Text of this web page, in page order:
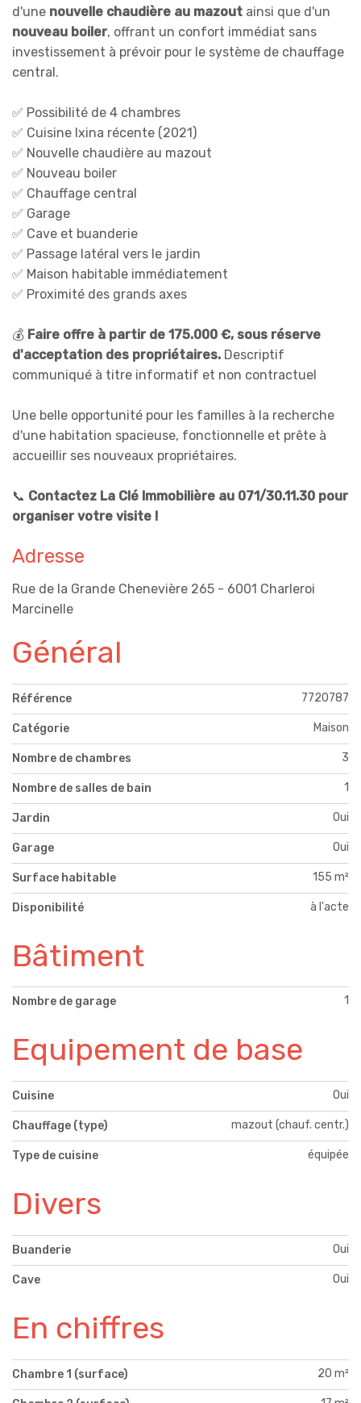
d'une nouvelle chaudière au mazout ainsi que d'un
nouveau boiler, offrant un confort immédiat sans
investissement à prévoir pour le système de chauffage
central.
✅ Possibilité de 4 chambres
✅ Cuisine Ixina récente (2021)
✅ Nouvelle chaudière au mazout
✅ Nouveau boiler
✅ Chauffage central
✅ Garage
✅ Cave et buanderie
✅ Passage latéral vers le jardin
✅ Maison habitable immédiatement
✅ Proximité des grands axes
💰 Faire offre à partir de 175.000 €, sous réserve
d'acceptation des propriétaires. Descriptif
communiqué à titre informatif et non contractuel
Une belle opportunité pour les familles à la recherche
d'une habitation spacieuse, fonctionnelle et prête à
accueillir ses nouveaux propriétaires.
📞 Contactez La Clé Immobilière au 071/30.11.30 pour
organiser votre visite !
Adresse
Rue de la Grande Chenevière 265 - 6001 Charleroi
Marcinelle
Général
Référence 7720787
Catégorie Maison
Nombre de chambres 3
Nombre de salles de bain 1
Jardin Oui
Garage Oui
Surface habitable 155 m²
Disponibilité à l'acte
Bâtiment
Nombre de garage 1
Equipement de base
Cuisine Oui
Chauffage (type) mazout (chauf. centr.)
Type de cuisine équipée
Divers
Buanderie Oui
Cave Oui
En chiffres
Chambre 1 (surface) 20 m²